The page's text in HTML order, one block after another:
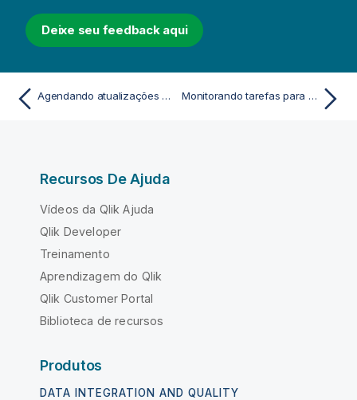
Deixe seu feedback aqui
Agendando atualizações de dados com tarefas Monitorando tarefas para atualização de dados
Recursos De Ajuda
Vídeos da Qlik Ajuda
Qlik Developer
Treinamento
Aprendizagem do Qlik
Qlik Customer Portal
Biblioteca de recursos
Produtos
DATA INTEGRATION AND QUALITY